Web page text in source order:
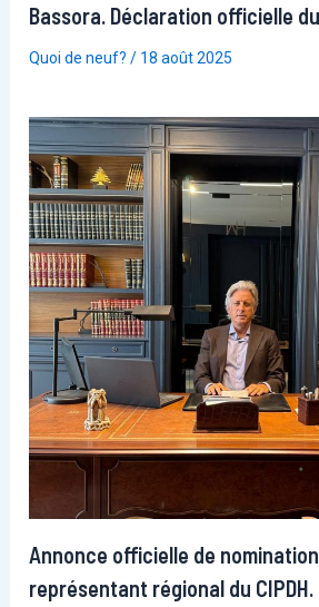
Bassora. Déclaration officielle du
Quoi de neuf? / 18 août 2025
Annonce officielle de
représentant régional du CIPDH.